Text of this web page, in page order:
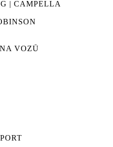
| CAMPELLA
VOZŮ